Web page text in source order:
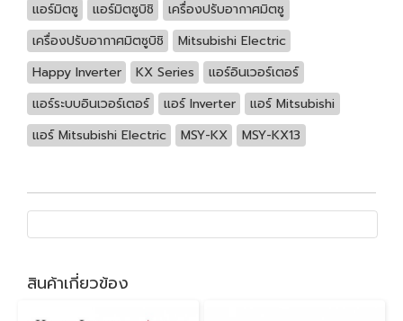
แอร์มิตซู แอร์มิตซูบิชิ
เครื่องปรับอากาศมิตซู
เครื่องปรับอากาศมิตซูบิชิ
Mitsubishi Electric
Happy Inverter
KX Series
แอร์อินเวอร์เตอร์
แอร์ระบบอินเวอร์เตอร์
แอร์ Inverter
แอร์ Mitsubishi
แอร์ Mitsubishi Electric
MSY-KX MSY-KX13
สินค้าเกี่ยวข้อง